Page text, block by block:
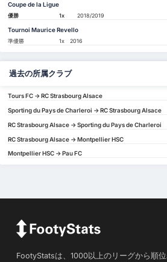
Coupe de la Ligue
優勝 1x 2018/2019
Tournoi Maurice Revello
準優勝 1x 2016
過去の所属クラブ
Tours FC -> RC Strasbourg Alsace
Sporting du Pays de Charleroi -> RC Strasbourg Alsace
RC Strasbourg Alsace -> Sporting du Pays de Charleroi
RC Strasbourg Alsace -> Montpellier HSC
Montpellier HSC -> Pau FC
FootyStatsは、1000以上のリーグから順